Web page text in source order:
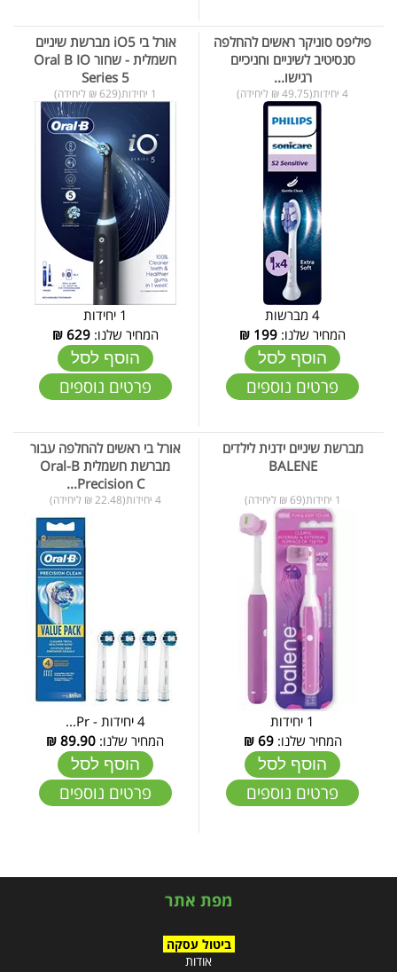
פיליפס סוניקר ראשים להחלפה
סנסיטיב לשיניים וחניכיים
רגישו...
4 יחידות(49.75 ₪ ליחידה)
4 מברשות
המחיר שלנו: 199
₪
הוסף לסל
פרטים נוספים
אורל בי iO5 מברשת שיניים
חשמלית - שחור Oral B IO
Series 5
1 יחידות(629 ₪ ליחידה)
1 יחידות
המחיר שלנו:629
₪
הוסף לסל
פרטים נוספים
מברשת שיניים ידנית לילדים
BALENE
1 יחידות(69 ₪ ליחידה)
1 יחידות
המחיר שלנו:69
₪
הוסף לסל
פרטים נוספים
אורל בי ראשים להחלפה עבור
מברשת חשמלית Oral-B
Precision C...
4 יחידות(22.48 ₪ ליחידה)
4 יחידות - Pr...
המחיר שלנו: 89.90
₪
הוסף לסל
פרטים נוספים
מפת אתר
ביטול עסקה
אודות